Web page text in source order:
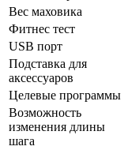
Вес маховика
Фитнес тест
USB порт
Подставка для
аксессуаров
Целевые программы
Возможность
изменения длины
шага